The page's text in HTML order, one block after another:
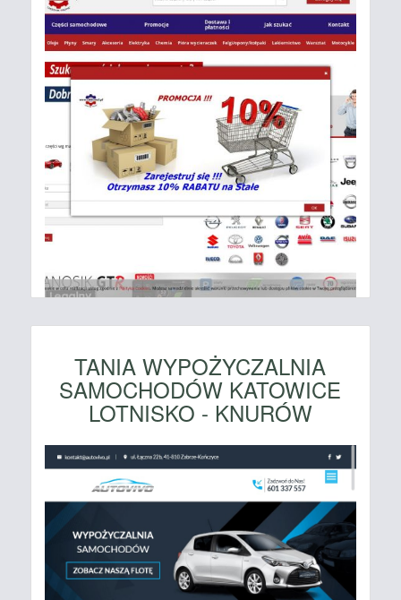
TANIA WYPOŻYCZALNIA
SAMOCHODÓW KATOWICE
LOTNISKO - KNURÓW